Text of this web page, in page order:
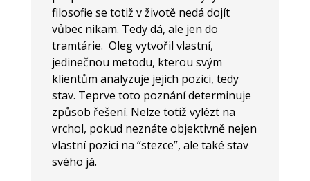
filosofie se totiž v životě nedá dojít
vůbec nikam. Tedy dá, ale jen do
tramtárie. Oleg vytvořil vlastní,
jedinečnou metodu, kterou svým
klientům analyzuje jejich pozici, tedy
stav. Teprve toto poznání determinuje
způsob řešení. Nelze totiž vylézt na
vrchol, pokud neznáte objektivně nejen
vlastní pozici na “stezce”, ale také stav
svého já.